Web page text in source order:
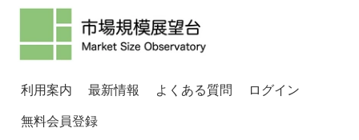
利用案内 最新情報 よくある質問
ログイン
無料会員登録